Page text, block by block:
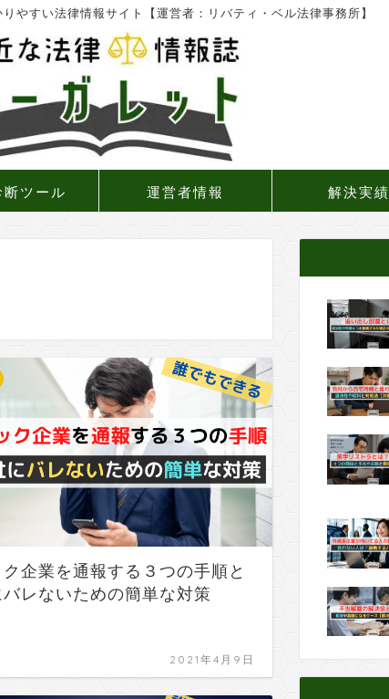
やすい法律情報サイト【運営者：リバティ・ベル法律事務所】
断ツール 運営者情報 解決実績
企業を通報する３つの手順と
レないための簡単な対策
2021年4月9日